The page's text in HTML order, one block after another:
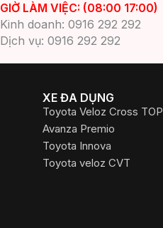
GIỜ LÀM VIỆC: (08:00 17:00)
Kinh doanh: 0916 292 292
Dịch vụ: 0916 292 292
XE ĐA DỤNG
Toyota Veloz Cross TOP
Avanza Premio
Toyota Innova
Toyota veloz CVT